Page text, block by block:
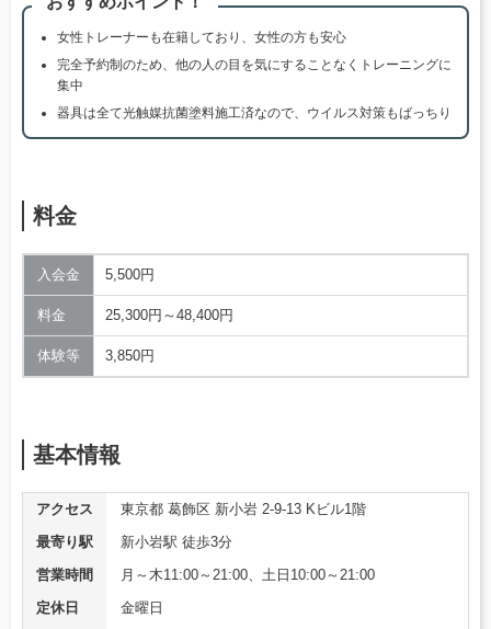
女性トレーナーも在籍しており、女性の方も安心
完全予約制のため、他の人の目を気にすることなくトレーニングに
集中
器具は全て光触媒抗菌塗料施工済なので、ウイルス対策もばっちり
料金
入会金 5,500円
料金 25,300円～48,400円
体験等 3,850円
基本情報
アクセス
東京都 葛飾区 新小岩 2-9-13 Kビル1階
最寄り駅
新小岩駅 徒歩3分
営業時間
月～木11:00～21:00、土日10:00～21:00
定休日
金曜日